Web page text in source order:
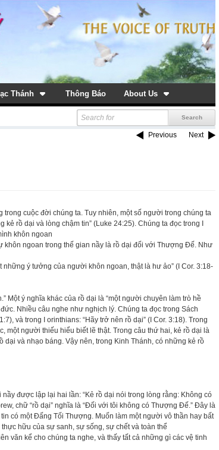
Thánh Thông Báo About Us
Previous Next
cuộc đời chúng ta. Tuy nhiên, một số người trong chúng ta
rồ dại và lòng chậm tin” (Luke 24:25). Chúng ta đọc trong I
khôn ngoan
khôn ngoan trong thế gian nầy là rồ dại đối với Thượng Đế. Như
ý tưởng của người khôn ngoan, thật là hư ảo” (I Cor. 3:18-
Một ý nghĩa khác của rồ dại là “một người chuyên làm trò hề
Nhiều câu nghe như nghịch lý. Chúng ta đọc trong Sách
và trong I orinthians: “Hãy trở nên rồ dại” (I Cor. 3:18). Trong
một người thiếu hiểu biết lẽ thật. Trong câu thứ hai, kẻ rồ dại là
và nhạo báng. Vậy nên, trong Kinh Thánh, có những kẻ rồ
được lập lại hai lần: “Kẻ rồ dại nói trong lòng rằng: Không có
chữ “rồ dại” nghĩa là “Đối với tôi không có Thượng Đế.” Đây là
có một Đấng Tối Thượng. Muốn làm một người vô thần hay bất
hữu của sự sanh, sự sống, sự chết và toàn thể
văn kể cho chúng ta nghe, và thấy tất cả những gì các vệ tinh